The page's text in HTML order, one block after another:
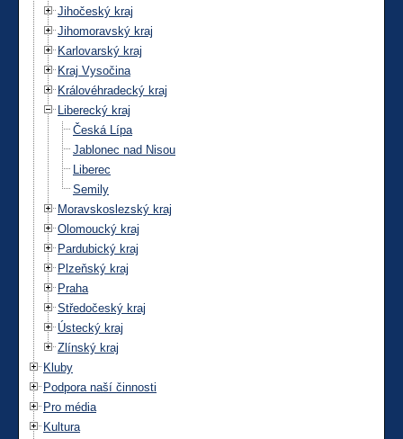
Jihočeský kraj
Jihomoravský kraj
Karlovarský kraj
Kraj Vysočina
Královéhradecký kraj
Liberecký kraj
Česká Lípa
Jablonec nad Nisou
Liberec
Semily
Moravskoslezský kraj
Olomoucký kraj
Pardubický kraj
Plzeňský kraj
Praha
Středočeský kraj
Ústecký kraj
Zlínský kraj
Kluby
Podpora naší činnosti
Pro média
Kultura